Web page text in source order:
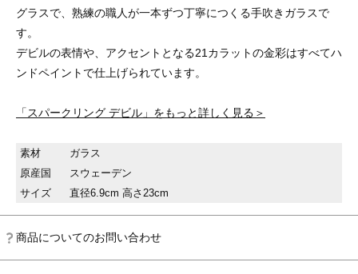
グラスで、熟練の職人が一本ずつ丁寧につくる手吹きガラスで
す。
デビルの表情や、アクセントとなる21カラットの金彩はすべてハ
ンドペイントで仕上げられています。
「スパークリング デビル」をもっと詳しく見る＞
素材
ガラス
原産国
スウェーデン
サイズ
直径6.9cm 高さ23cm
商品についてのお問い合わせ